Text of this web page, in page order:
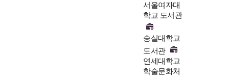
서울여자대
학교 도서관
숭실대학교
도서관
연세대학교
학술문화처